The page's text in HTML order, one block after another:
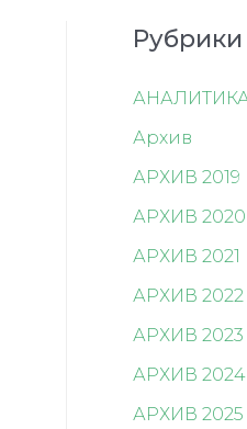
Рубрики
Архив
АРХИВ 2019
АРХИВ 2020
АРХИВ 2021
АРХИВ 2022
АРХИВ 2023
АРХИВ 2024
АРХИВ 2025